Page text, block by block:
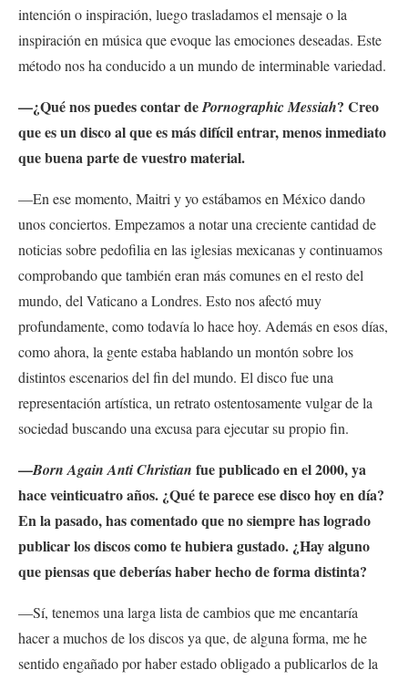
intención o inspiración, luego trasladamos el mensaje o la
inspiración en música que evoque las emociones deseadas. Este
método nos ha conducido a un mundo de interminable variedad.
—¿Qué nos puedes contar dePornographic Messiah? Creo
que es un disco al que es más difícil entrar, menos inmediato
que buena parte de vuestro material.
—En ese momento, Maitri y yo estábamos en México dando
unos conciertos. Empezamos a notar una creciente cantidad de
noticias sobre pedofilia en las iglesias mexicanas y continuamos
comprobando que también eran más comunes en el resto del
mundo, del Vaticano a Londres. Esto nos afectó muy
profundamente, como todavía lo hace hoy. Además en esos días,
como ahora, la gente estaba hablando un montón sobre los
distintos escenarios del fin del mundo. El disco fue una
representación artística, un retrato ostentosamente vulgar de la
sociedad buscando una excusa para ejecutar su propio fin.
—Born Again Anti Christian fue publicado en el 2000, ya
hace veinticuatro años. ¿Qué te parece ese disco hoy en día?
En la pasado, has comentado que no siempre has logrado
publicar los discos como te hubiera gustado. ¿Hay alguno
que piensas que deberías haber hecho de forma distinta?
—Sí, tenemos una larga lista de cambios que me encantaría
hacer a muchos de los discos ya que, de alguna forma, me he
sentido engañado por haber estado obligado a publicarlos de la